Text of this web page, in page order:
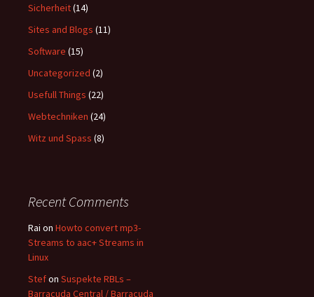
Sicherheit(14)
Sites and Blogs (11)
Software (15)
Uncategorized (2)
Usefull Things (22)
Webtechniken (24)
Witz und Spass (8)
Recent Comments
Rai on Howto convert mp3-
Streams to aac+ Streams in
Linux
Stefon Suspekte RBLs –
Barracuda Central / Barracuda